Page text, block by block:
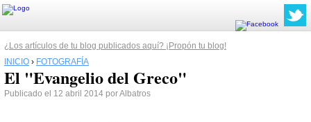
¿Los artículos de tu blog publicados aquí? ¡Propón tu blog!
INICIO › FOTOGRAFÍA
El "Evangelio del Greco"
Publicado el 12 abril 2014 por Albatros